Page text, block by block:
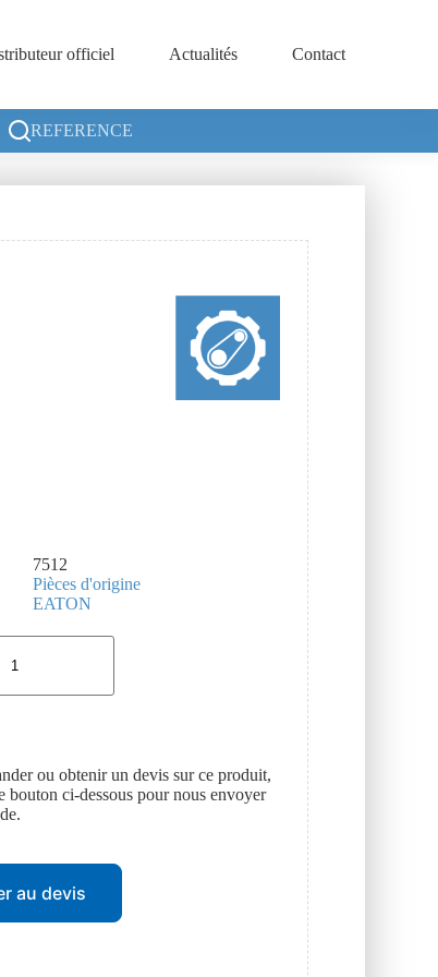
officiel Actualités Contact
REFERENCE
7512
Pièces d'origine
EATON
ou obtenir un devis sur ce produit,
bouton ci-dessous pour nous envoyer
au devis